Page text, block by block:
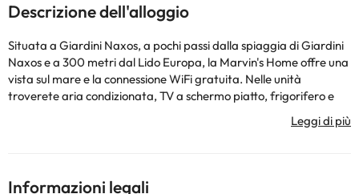
Descrizione dell'alloggio
Situata a Giardini Naxos, a pochi passi dalla spiaggia di Giardini
Naxos e a 300 metri dal Lido Europa, la Marvin's Home offre una
vista sul mare e la connessione WiFi gratuita. Nelle unità
troverete aria condizionata, TV a schermo piatto, frigorifero e
bagno privato con bidet. La biancheria da letto e gli asciugamani
dista 43 km dalla struttura.
Informazioni legali